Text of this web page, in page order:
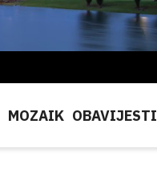
MOZAIK OBAVIJESTI